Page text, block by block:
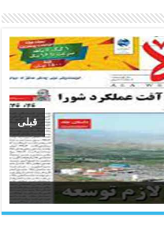
قبلی